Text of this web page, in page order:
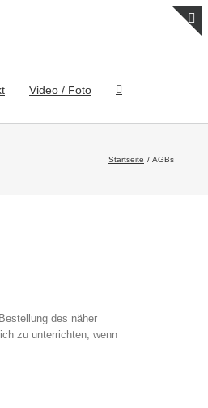
Video / Foto
Startseite AGBs
des näher
zu unterrichten, wenn